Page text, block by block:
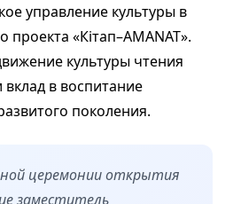
управление культуры в
проекта «Кітап–AMANAT».
культуры чтения
в воспитание
поколения.
церемонии открытия
заместитель